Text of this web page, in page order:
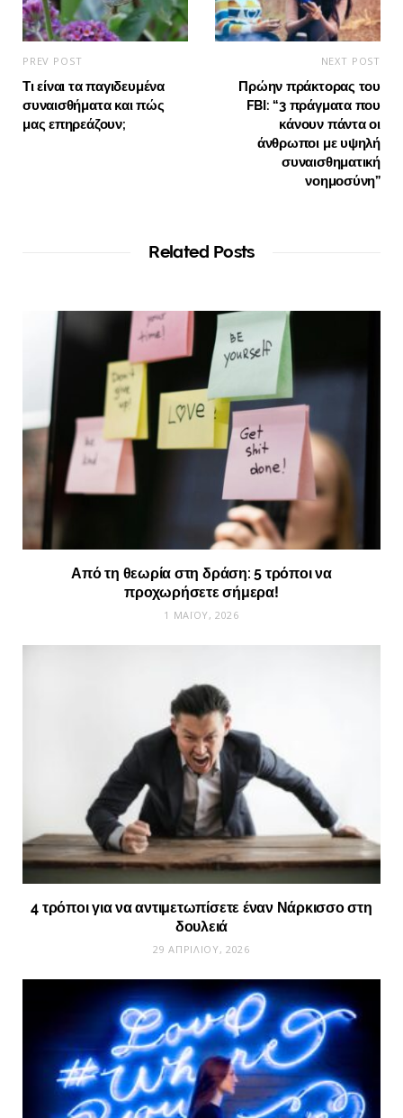
PREV POST
Τι είναι τα παγιδευμένα
συναισθήματα και πώς
μας επηρεάζουν;
NEXT POST
Πρώην πράκτορας του
FBI: “3 πράγματα που
κάνουν πάντα οι
άνθρωποι με υψηλή
συναισθηματική
νοημοσύνη”
Related Posts
Από τη θεωρία στη δράση: 5 τρόποι να
προχωρήσετε σήμερα!
1 ΜΑΪ́ΟΥ, 2026
4 τρόποι για να αντιμετωπίσετε έναν Νάρκισσο στη
δουλειά
29 ΑΠΡΙΛΊΟΥ, 2026